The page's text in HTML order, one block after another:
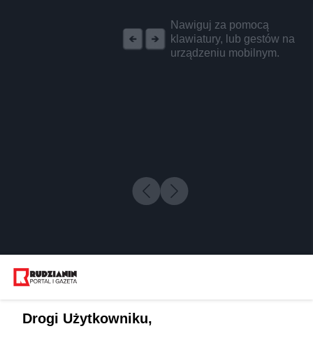
Nawiguj za pomocą
klawiatury, lub gestów na
urządzeniu mobilnym.
Drogi Użytkowniku,